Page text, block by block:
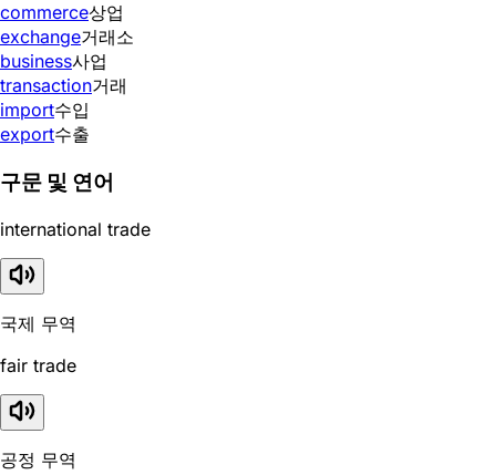
commerce상업
exchange거래소
business사업
transaction거래
import수입
export수출
구문 및 연어
international trade
국제 무역
fair trade
공정 무역